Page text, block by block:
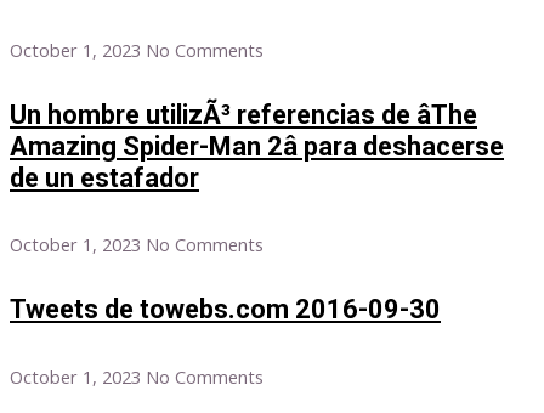
October 1, 2023 No Comments
Un hombre utilizÃ³ referencias de âThe
Amazing Spider-Man 2â para deshacerse
de un estafador
October 1, 2023 No Comments
Tweets de towebs.com 2016-09-30
October 1, 2023 No Comments